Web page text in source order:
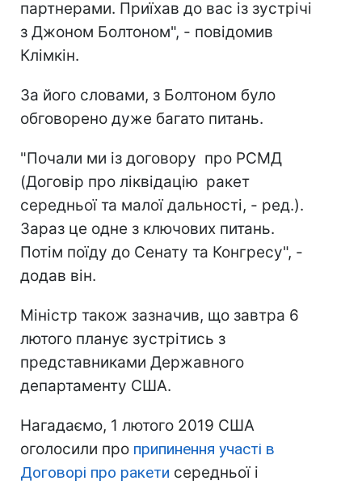
партнерами. Приїхав до вас із зустрічі
з Джоном Болтоном", - повідомив
Клімкін.
За його словами, з Болтоном було
обговорено дуже багато питань.
"Почали ми із договору про РСМД
(Договір про ліквідацію ракет
середньої та малої дальності, - ред.).
Зараз це одне з ключових питань.
Потім поїду до Сенату та Конгресу", -
додав він.
Міністр також зазначив, що завтра 6
лютого планує зустрітись з
представниками Державного
департаменту США.
Нагадаємо, 1 лютого 2019 США
оголосили про припинення участі в
Договорі про ракети середньої і